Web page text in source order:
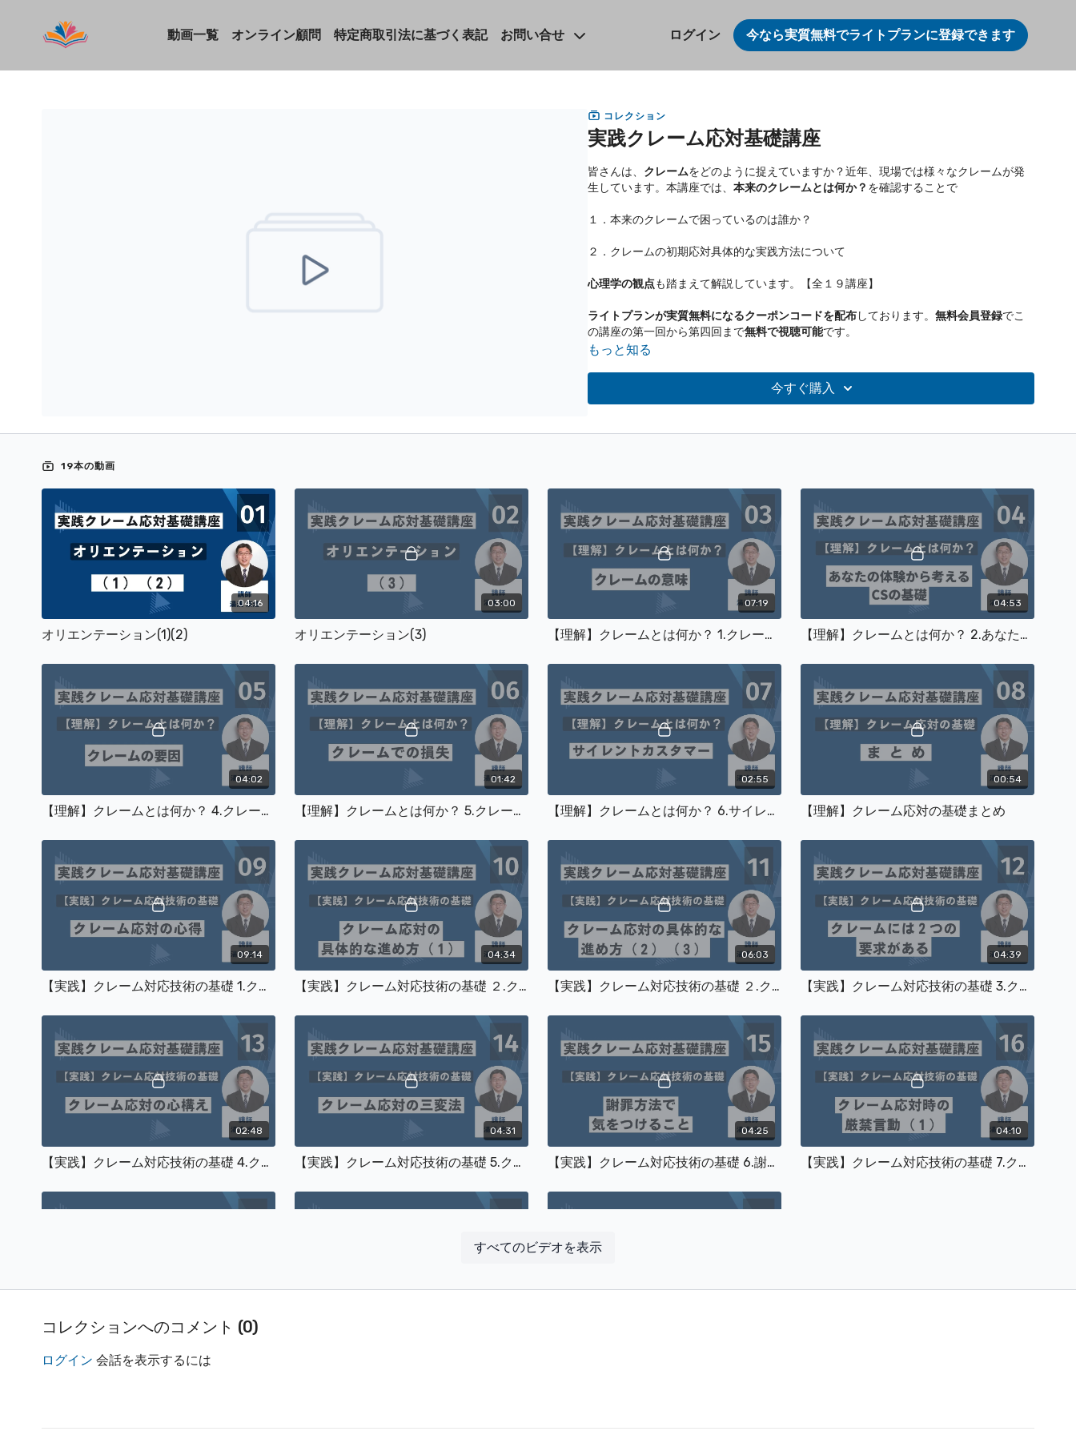
動画一覧 オンライン顧問 特定商取引法に基づく表記 お問い合せ ログイン 今なら実質無料でライトプランに登録できます
コレクション
実践クレーム応対基礎講座
皆さんは、 クレームをどのように捉えていますか？近年、現場では様々なクレームが発
生しています。本講座では、 本来のクレームとは何か？ を確認することで
１．本来のクレームで困っているのは誰か？
２．クレームの初期応対具体的な実践方法について
心理学の観点も踏まえて解説しています。【全１９講座】
ライトプランが実質無料になるクーポンコードを配布しております。 無料会員登録でこ
の講座の第一回から第四回まで無料で視聴可能です。
もっと知る
今すぐ購入
19本の動画
すべてのビデオを表示
04:16
オリエンテーション(1)(2)
03:00
オリエンテーション(3)
07:19
【理解】クレームとは何か？ 1.クレームの意味
04:53
【理解】クレームとは何か？ 2.あなたの体験からクレームを考える3.Csの基礎
04:02
【理解】クレームとは何か？ 4.クレームの要因
01:42
【理解】クレームとは何か？ 5.クレームでの損失
02:55
【理解】クレームとは何か？ 6.サイレントカスタマー
00:54
【理解】クレーム応対の基礎まとめ
09:14
【実践】クレーム対応技術の基礎 1.クレーム対応の心得
04:34
【実践】クレーム対応技術の基礎 ２.クレーム対応の具体的な進め方(1)
06:03
【実践】クレーム対応技術の基礎 ２.クレーム対応の具体的な進め方(2)(3)
04:39
【実践】クレーム対応技術の基礎 3.クレームには２つの要求がある
02:48
【実践】クレーム対応技術の基礎 4.クレーム対応の心構え
04:31
【実践】クレーム対応技術の基礎 5.クレーム対応の三変法
04:25
【実践】クレーム対応技術の基礎 6.謝罪方法で気をつけること
04:10
【実践】クレーム対応技術の基礎 7.クレーム対応時の厳禁言動(1)
コレクションへのコメント (0)
ログイン 会話を表示するには